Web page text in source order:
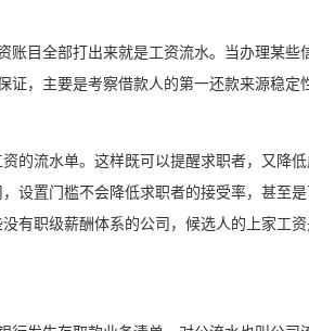
目全部打出来就是工资流水。当办理某些
，主要是考察借款人的第一还款来源稳定
流水单。这样既可以提醒求职者，又降低
设置门槛不会降低求职者的接受率，甚至
有职级薪酬体系的公司，候选人的上家工